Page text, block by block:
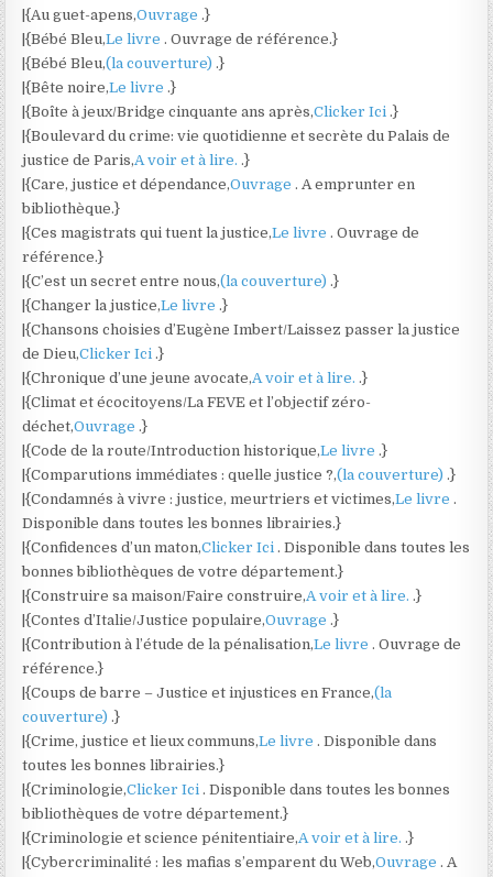
|{Au guet-apens,Ouvrage.}
|{Bébé Bleu,Le livre. Ouvrage de référence.}
|{Bébé Bleu,(la couverture).}
|{Bête noire,Le livre.}
|{Boîte à jeux/Bridge cinquante ans après,Clicker Ici.}
|{Boulevard du crime: vie quotidienne et secrète du Palais de
justice de Paris,A voir et à lire..}
|{Care, justice et dépendance,Ouvrage. A emprunter en
bibliothèque.}
|{Ces magistrats qui tuent la justice,Le livre. Ouvrage de
référence.}
|{C’est un secret entre nous,(la couverture).}
|{Changer la justice,Le livre.}
|{Chansons choisies d’Eugène Imbert/Laissez passer la justice
de Dieu,Clicker Ici.}
|{Chronique d’une jeune avocate,A voir et à lire..}
|{Climat et écocitoyens/La FEVE et l’objectif zéro-
déchet,Ouvrage.}
|{Code de la route/Introduction historique,Le livre.}
|{Comparutions immédiates : quelle justice ?,(la couverture).}
|{Condamnés à vivre : justice, meurtriers et victimes,Le livre.
Disponible dans toutes les bonnes librairies.}
|{Confidences d’un maton,Clicker Ici. Disponible dans toutes les
bonnes bibliothèques de votre département.}
|{Construire sa maison/Faire construire,A voir et à lire..}
|{Contes d’Italie/Justice populaire,Ouvrage.}
|{Contribution à l’étude de la pénalisation,Le livre. Ouvrage de
référence.}
|{Coups de barre – Justice et injustices en France,(la
couverture).}
|{Crime, justice et lieux communs,Le livre. Disponible dans
toutes les bonnes librairies.}
|{Criminologie,Clicker Ici. Disponible dans toutes les bonnes
bibliothèques de votre département.}
|{Criminologie et science pénitentiaire,A voir et à lire..}
|{Cybercriminalité : les mafias s’emparent du Web,Ouvrage. A